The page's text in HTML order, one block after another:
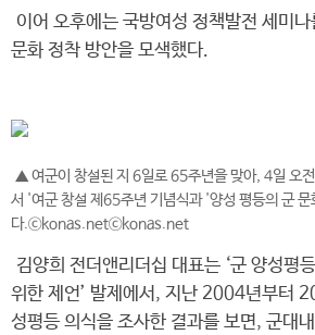
이어 오후에는 국방여성 정책발전 세미
문화 정착 방안을 모색했다.
▲ 여군이 창설된 지 6일로 65주년을 맞아, 4일 오전
서 '여군 창설 제65주년 기념식과 '양성 평등의 군
다.ⓒkonas.netⓒkonas.net
김양희 전더앤리더십 대표는 ‘군 양성평
위한 제언’ 발제에서, 지난 2004년부터
성평등 의식을 조사한 결과를 보면, 군대